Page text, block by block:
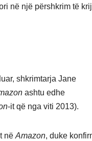
në një përshkrim të
shkrimtarja Jane
ashtu edhe
-it që nga viti 2013).
nëAmazon, duke